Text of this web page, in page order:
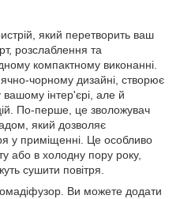
який перетворить ваш
розслаблення та
компактному виконанні.
чорному дизайні, створює
вашому інтер'єрі, але й
По-перше, це зволожувач
який дозволяє
у приміщенні. Це особливо
або в холодну пору року,
сушити повітря.
Ви можете додати